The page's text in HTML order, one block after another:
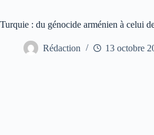
Turquie : du génocide arménien à celui
Rédaction 13 octobre